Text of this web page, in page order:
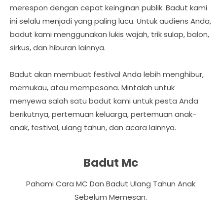
merespon dengan cepat keinginan publik. Badut kami
ini selalu menjadi yang paling lucu. Untuk audiens Anda,
badut kami menggunakan lukis wajah, trik sulap, balon,
sirkus, dan hiburan lainnya.
Badut akan membuat festival Anda lebih menghibur,
memukau, atau mempesona. Mintalah untuk
menyewa salah satu badut kami untuk pesta Anda
berikutnya, pertemuan keluarga, pertemuan anak-
anak, festival, ulang tahun, dan acara lainnya.
Badut Mc
Pahami Cara MC Dan Badut Ulang Tahun Anak
Sebelum Memesan.